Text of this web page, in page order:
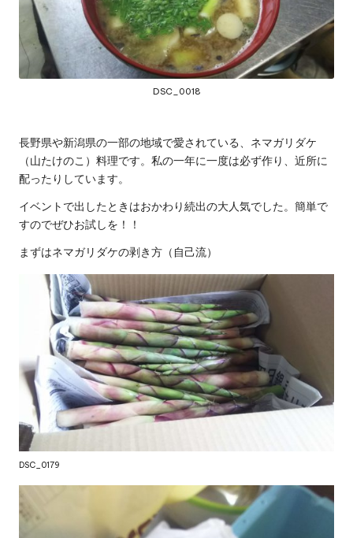
DSC_0018
長野県や新潟県の一部の地域で愛されている、ネマガリダケ
（山たけのこ）料理です。私の一年に一度は必ず作り、近所に
配ったりしています。
イベントで出したときはおかわり続出の大人気でした。簡単で
すのでぜひお試しを！！
まずはネマガリダケの剥き方（自己流）
DSC_0179